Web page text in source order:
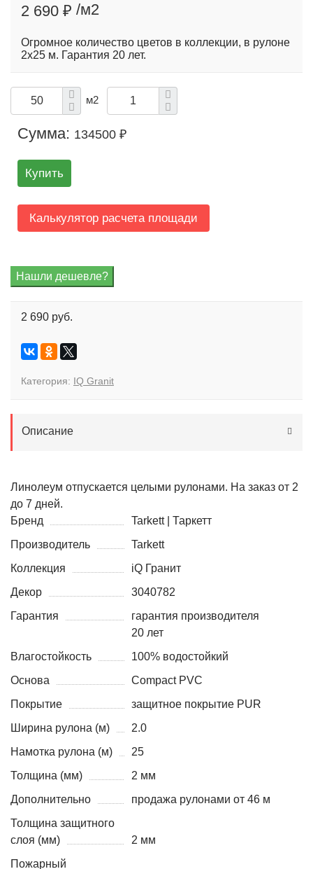
2 690 ₽ /м2
Огромное количество цветов в коллекции, в рулоне
2х25 м. Гарантия 20 лет.
м2
Сумма: 134500 ₽
Купить
Калькулятор расчета площади
2 690 руб.
Категория: IQ Granit
Описание
Линолеум отпускается целыми рулонами. На заказ от 2
до 7 дней.
Бренд
Tarkett | Таркетт
Производитель
Tarkett
Коллекция
iQ Гранит
Декор
3040782
Гарантия
гарантия производителя
20 лет
Влагостойкость
100% водостойкий
Основа
Compact PVC
Покрытие
защитное покрытие PUR
Ширина рулона (м)
2.0
Намотка рулона (м)
25
Толщина (мм)
2 мм
Дополнительно
продажа рулонами от 46 м
Толщина защитного
слоя (мм)
2 мм
Пожарный